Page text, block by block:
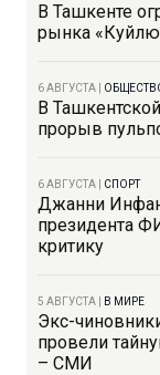
В Ташкенте
рынка
6 АВГУСТА
В
прорыв
6 АВГУСТА СПОРТ
Джанни
президента
критику
5 АВГУСТА В МИРЕ
Экс-
провели
– СМИ